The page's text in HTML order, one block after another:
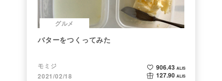
グルメ
バターをつくってみた
モミジ
2021/02/18
906.43 ALIS
127.90 ALIS